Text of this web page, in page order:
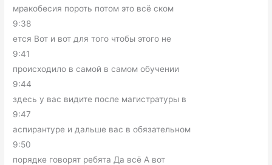
мракобесия пороть потом это всё ском
9:38
ется Вот и вот для того чтобы этого не
9:41
происходило в самой в самом обучении
9:44
здесь у вас видите после магистратуры в
9:47
аспирантуре и дальше вас в обязательном
9:50
порядке говорят ребята Да всё А вот